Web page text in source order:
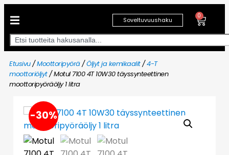
Soveltuvuushaku
0
Etusivu/Moottoripyörä/Öljyt ja kemikaalit/4-T
moottoriöljyt/ Motul 7100 4T 10W30 täyssynteettinen
moottoripyöräöljy 1 litra
-30%